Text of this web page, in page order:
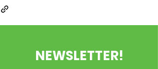
NEWSLETTER!